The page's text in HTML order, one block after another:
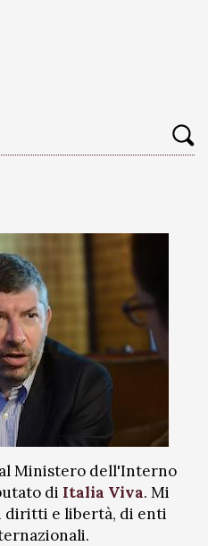
Ministero dell'Interno
di Italia Viva. Mi
diritti e libertà, di enti